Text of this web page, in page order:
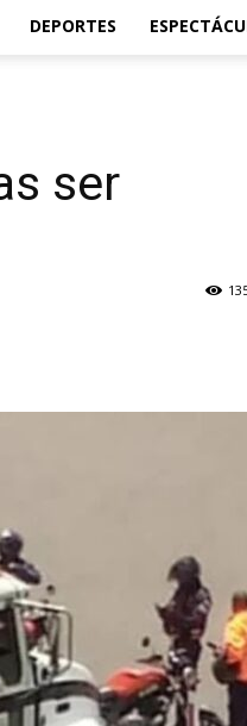
DEPORTES
ser